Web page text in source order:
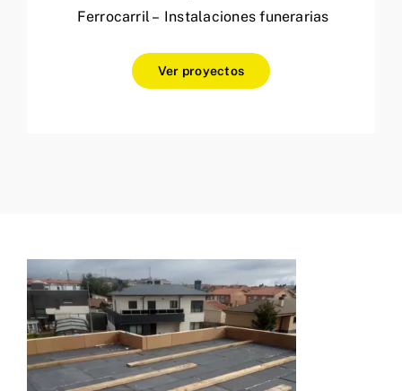
Ferrocarril – Instalaciones funerarias
Ver proyectos